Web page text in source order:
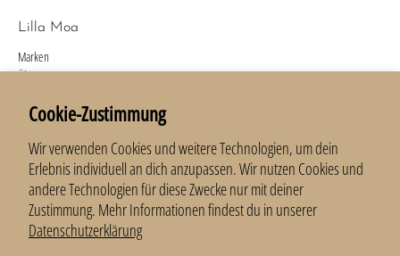
Cookie-Zustimmung
Wir verwenden Cookies und weitere Technologien, um dein
Erlebnis individuell an dich anzupassen. Wir nutzen Cookies und
andere Technologien für diese Zwecke nur mit deiner
Zustimmung. Mehr Informationen findest du in unserer
Datenschutzerklärung
Lilla Moa
Marken
Über uns
Anmelden und 10 % erhalten.
E-Mail*